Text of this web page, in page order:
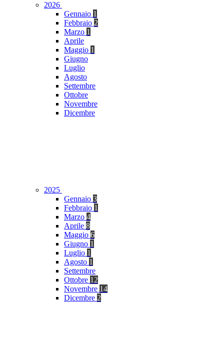
2026
Gennaio 1
Febbraio 2
Marzo 1
Aprile
Maggio 1
Giugno
Luglio
Agosto
Settembre
Ottobre
Novembre
Dicembre
2025
Gennaio 3
Febbraio 1
Marzo 4
Aprile 8
Maggio 6
Giugno 1
Luglio 1
Agosto 1
Settembre
Ottobre 12
Novembre 14
Dicembre 2